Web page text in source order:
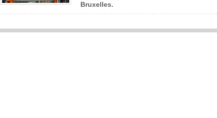
Bruxelles.